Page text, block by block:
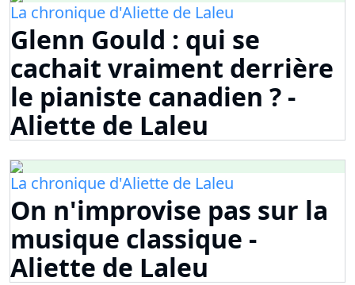
La chronique d'Aliette de Laleu
Glenn Gould : qui se
cachait vraiment derrière
le pianiste canadien ? -
Aliette de Laleu
La chronique d'Aliette de Laleu
On n'improvise pas sur la
musique classique -
Aliette de Laleu